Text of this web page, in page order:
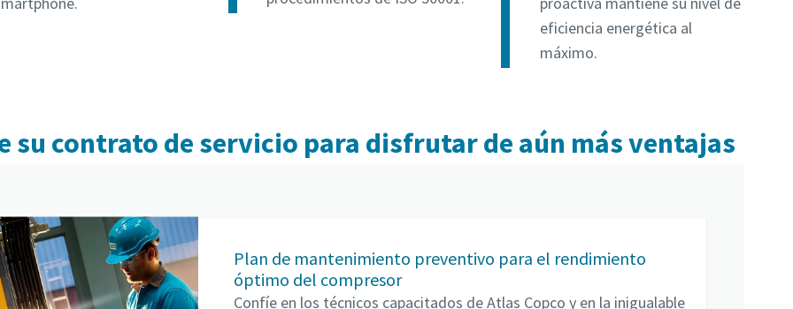
eficiencia energética al
máximo.
su contrato de servicio para disfrutar de aún más ventajas
Plan de mantenimiento preventivo para el rendimiento
óptimo del compresor
Confíe en los técnicos capacitados de Atlas Copco y en la inigualable